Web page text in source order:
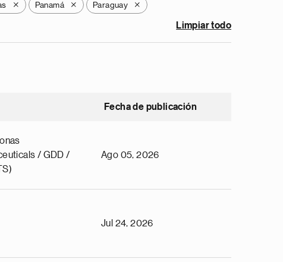
X Panamá X Paraguay X
Limpiar todo
Fecha de publicación
/ GDD /
Ago 05, 2026
Jul 24, 2026